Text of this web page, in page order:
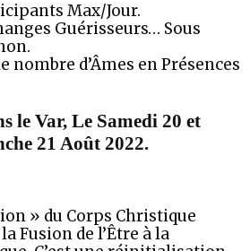
Max/Jour.
Guérisseurs… Sous
nombre d’Âmes en Présences
le Var, Le Samedi 20 et
21 Août 2022.
» du Corps Christique
Fusion de l’Être à la